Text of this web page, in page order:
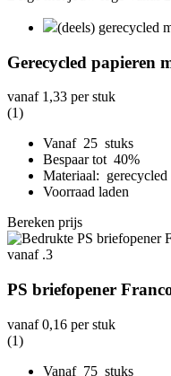
(deels) gerecycled
Gerecycled papieren
vanaf 1,33 per stuk
(1)
Vanaf 25 stuks
Bespaar tot 40%
Materiaal: gerecycled
Voorraad laden
Bereken prijs
PS briefopener
vanaf0,16 per stuk
(1)
Vanaf 75 stuks